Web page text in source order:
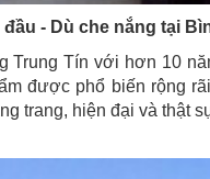
- Dù che nắng tại
Trung Tín với hơn 10
được phổ biến rộng
trang, hiện đại và thật